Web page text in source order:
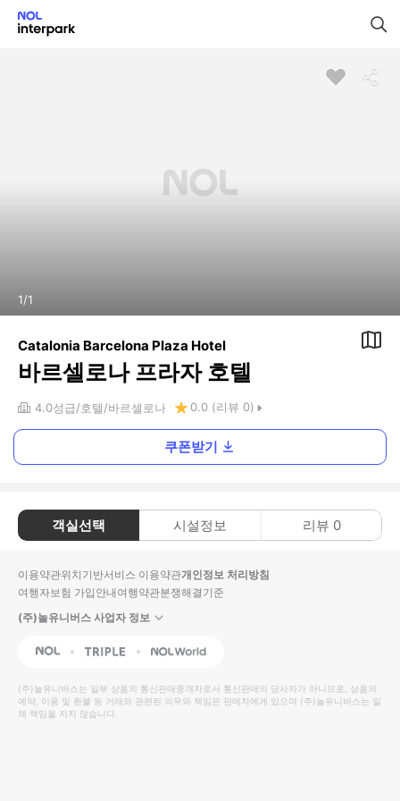
1/1
Catalonia Barcelona Plaza Hotel
바르셀로나 프라자 호텔
4.0성급 호텔 바르셀로나 0.0 (리뷰 0)
쿠폰받기
객실선택 시설정보 리뷰 0
이용약관위치기반서비스 이용약관개인정보 처리방침
여행자보험 가입안내여행약관분쟁해결기준
(주)놀유니버스 사업자 정보
NOL Triple Interpark Global
(주)놀유니버스는 일부 상품의 통신판매중개자로서 통신판매의 당사자가 아니므로, 상품의
예약, 이용 및 환불 등 거래와 관련된 의무와 책임은 판매자에게 있으며 (주)놀유니버스는 일
체 책임을 지지 않습니다.